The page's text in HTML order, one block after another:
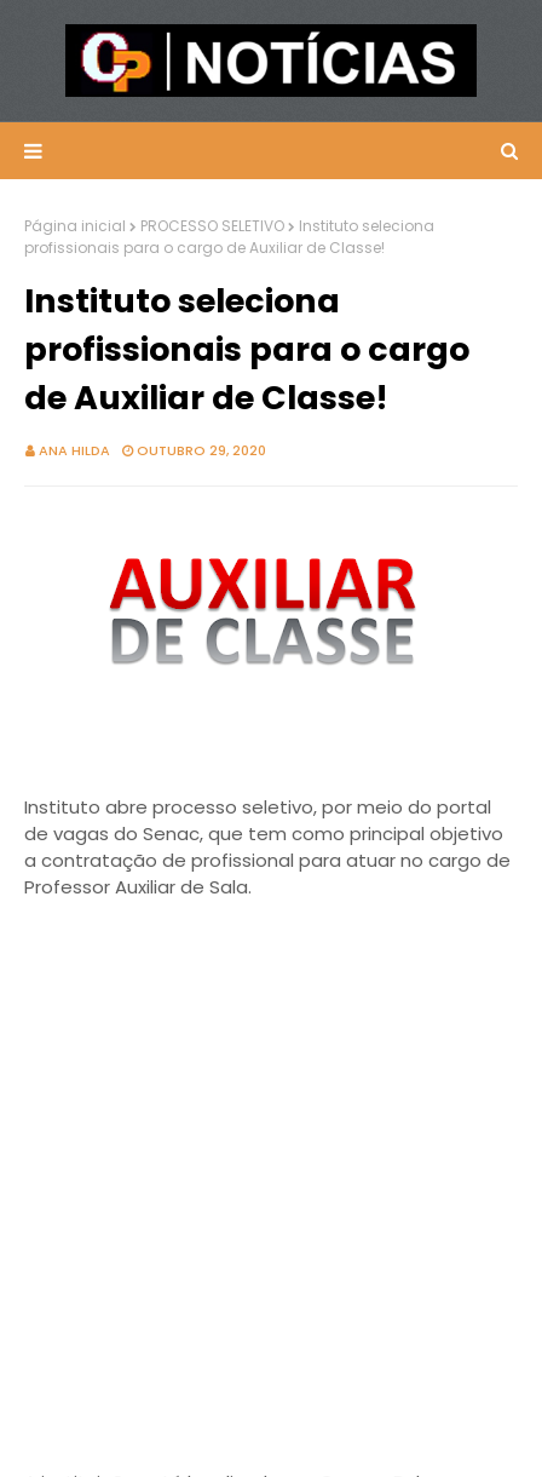
Página inicial PROCESSO SELETIVO
Instituto seleciona
profissionais para o cargo de Auxiliar de Classe!
Instituto seleciona
profissionais para o cargo
de Auxiliar de Classe!
ANA HILDA OUTUBRO 29, 2020
Instituto abre processo seletivo, por meio do portal
de vagas do Senac, que tem como principal objetivo
a contratação de profissional para atuar no cargo de
Professor Auxiliar de Sala.